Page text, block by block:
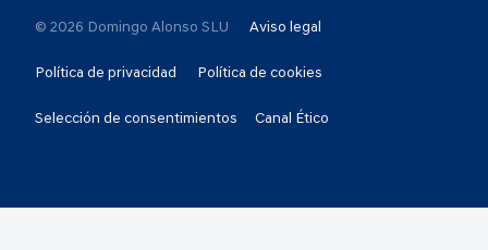
© 2026 Domingo Alonso SLU Aviso legal
Política de privacidad Política de cookies
Selección de consentimientos Canal Ético